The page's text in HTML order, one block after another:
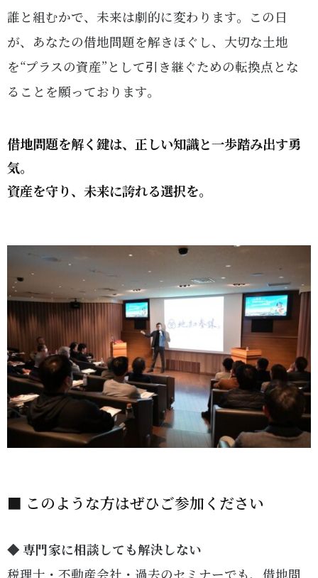
誰と組むかで、未来は劇的に変わります。この日
が、あなたの借地問題を解きほぐし、大切な土地
を“プラスの資産”として引き継ぐための転換点とな
ることを願っております。
借地問題を解く鍵は、正しい知識と一歩踏み出す勇
気。
資産を守り、未来に誇れる選択を。
■ このような方はぜひご参加ください
◆ 専門家に相談しても解決しない
税理士・不動産会社・過去のセミナーでも、借地問